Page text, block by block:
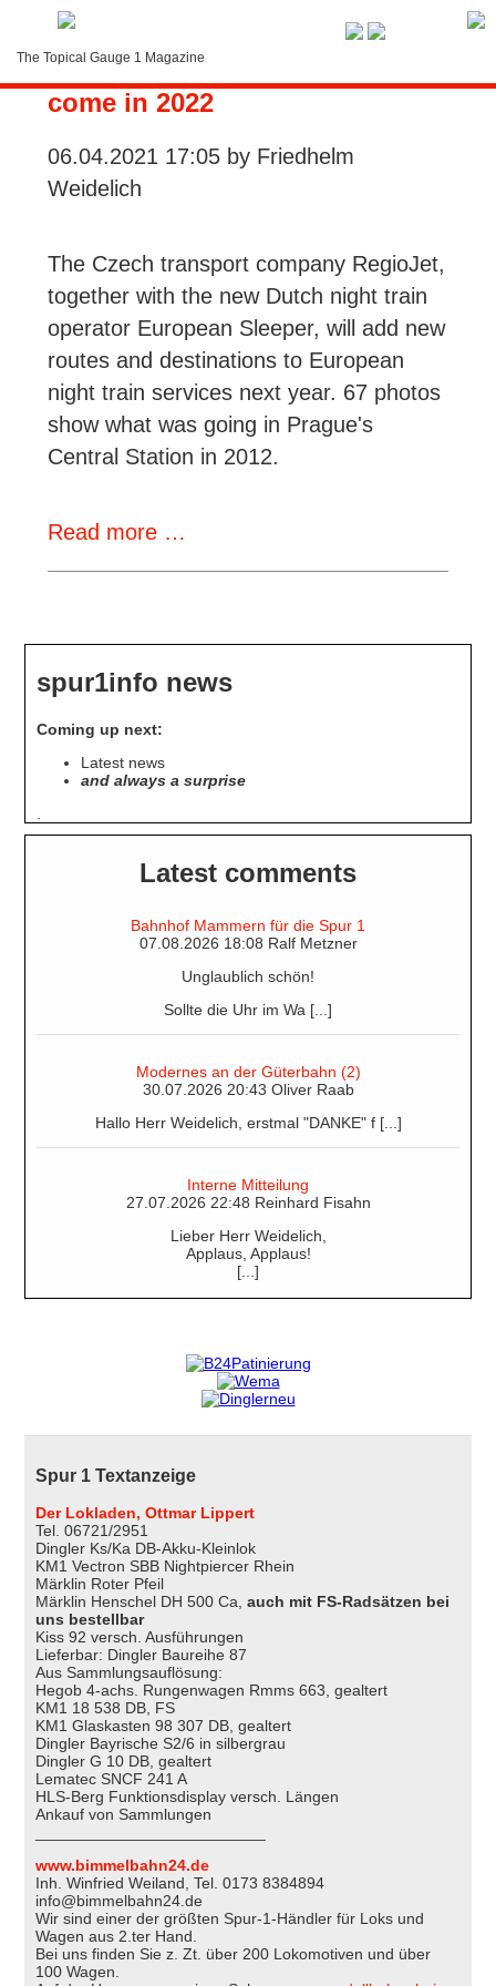
The Topical Gauge 1 Magazine
More European Night Trains to
come in 2022
06.04.2021 17:05by Friedhelm
Weidelich
The Czech transport company RegioJet,
together with the new Dutch night train
operator European Sleeper, will add new
routes and destinations to European
night train services next year. 67 photos
show what was going in Prague's
Central Station in 2012.
Read more …
come
spur1info news
Coming up next:
Latest news
and always a surprise
Latest comments
Bahnhof Mammern für die Spur 1
07.08.2026 18:08 Ralf Metzner
Unglaublich schön!
Sollte die Uhr im Wa [...]
Modernes an der Güterbahn (2)
30.07.2026 20:43 Oliver Raab
Hallo Herr Weidelich, erstmal "DANKE" f [...]
Interne Mitteilung
27.07.2026 22:48 Reinhard Fisahn
Lieber Herr Weidelich,
Applaus, Applaus!
[...]
Spur 1 Textanzeige
Der Lokladen, Ottmar Lippert
Tel. 06721/2951
Dingler Ks/Ka DB-Akku-Kleinlok
KM1 Vectron SBB Nightpiercer Rhein
Märklin Roter Pfeil
Märklin Henschel DH 500 Ca,auch mit FS-Radsätzen bei
uns bestellbar
Kiss 92 versch. Ausführungen
Lieferbar: Dingler Baureihe 87
Aus Sammlungsauflösung:
Hegob 4-achs. Rungenwagen Rmms 663, gealtert
KM1 18 538 DB, FS
KM1 Glaskasten 98 307 DB, gealtert
Dingler Bayrische S2/6 in silbergrau
Dingler G 10 DB, gealtert
Lematec SNCF 241 A
HLS-Berg Funktionsdisplay versch. Längen
Ankauf von Sammlungen
www.bimmelbahn24.de
Inh. Winfried Weiland, Tel. 0173 8384894
info@bimmelbahn24.de
Wir sind einer der größten Spur-1-Händler für Loks und
Wagen aus 2.ter Hand.
Bei uns finden Sie z. Zt. über 200 Lokomotiven und über
100 Wagen.
LOGIN
Contact
Instructions